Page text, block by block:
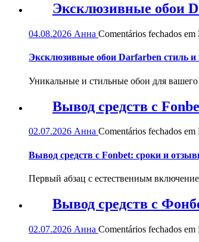
Эксклюзивные обои
04.08.2026 Анна Comentários fechados em
Эксклюзивные обои Darfarben стиль и
Уникальные и стильные обои для
Вывод средств с
02.07.2026 Анна Comentários fechados em
Вывод средств с Fonbet: сроки и
Первый абзац с естественным
Вывод средств с
02.07.2026 Анна Comentários fechados em